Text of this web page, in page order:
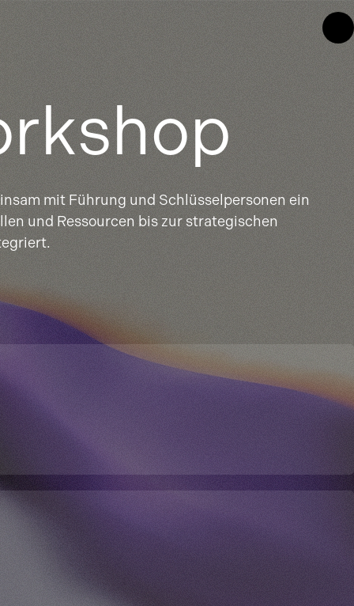
mit Führung und Schlüsselpersonen ein
und Ressourcen bis zur strategischen